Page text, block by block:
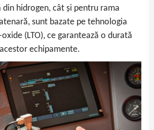
hidrogen, cât și pentru rama
sunt bazate pe tehnologia
(LTO), ce garantează o durată
echipamente.